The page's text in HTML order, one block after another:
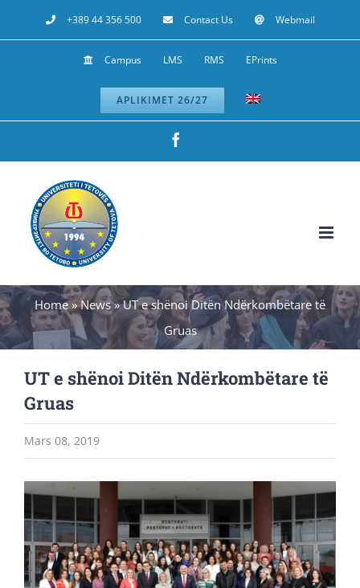
to
+389 44 356 500 Contact Us Webmail
Campus LMS RMS EPrints
APLIKIMET 26/27
Home»News»UT e shënoi Ditën Ndërkombëtare të
Gruas
UT e shënoi Ditën Ndërkombëtare të
Gruas
Mars 08, 2019
View
Larger
Image